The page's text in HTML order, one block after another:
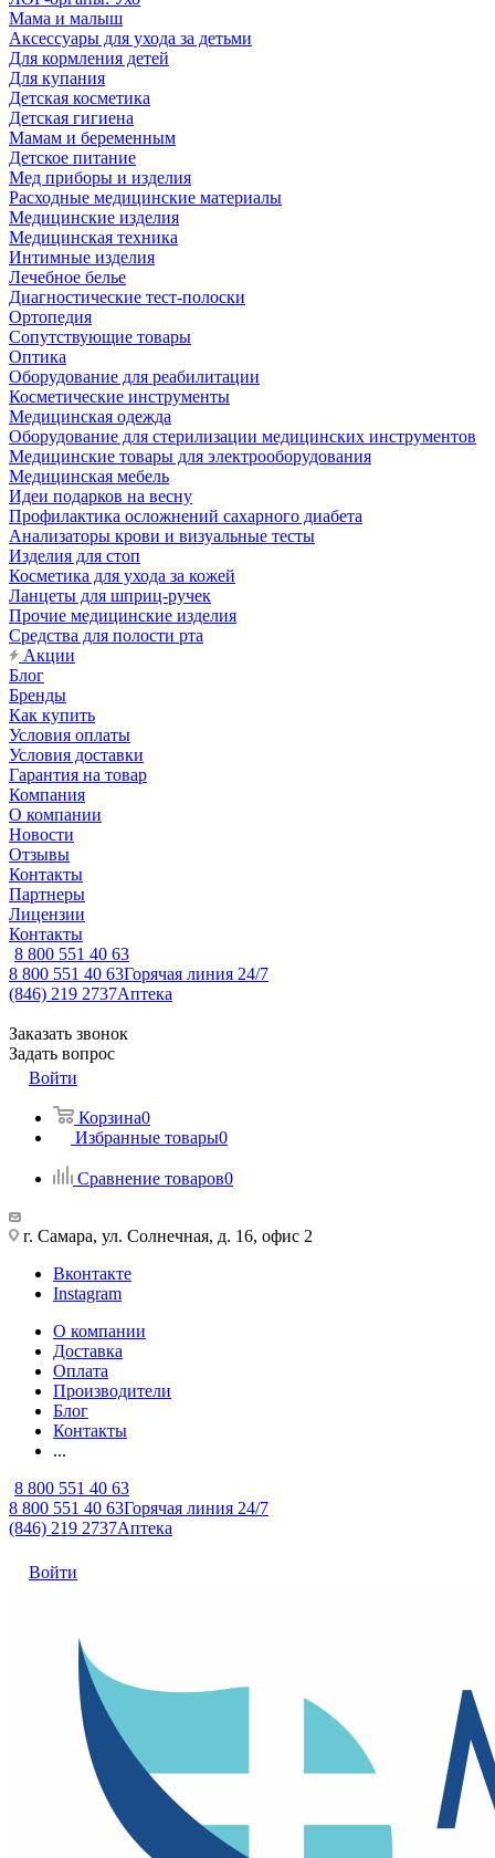
Мама и малыш
Аксессуары для ухода за детьми
Для кормления детей
Для купания
Детская косметика
Детская гигиена
Мамам и беременным
Детское питание
Мед приборы и изделия
Расходные медицинские материалы
Медицинские изделия
Медицинская техника
Интимные изделия
Лечебное белье
Диагностические тест-полоски
Ортопедия
Сопутствующие товары
Оптика
Оборудование для реабилитации
Косметические инструменты
Медицинская одежда
Оборудование для стерилизации медицинских инструментов
Медицинские товары для электрооборудования
Медицинская мебель
Идеи подарков на весну
Профилактика осложнений сахарного диабета
Анализаторы крови и визуальные тесты
Изделия для стоп
Косметика для ухода за кожей
Ланцеты для шприц-ручек
Прочие медицинские изделия
Средства для полости рта
Акции
Блог
Бренды
Как купить
Условия оплаты
Условия доставки
Гарантия на товар
Компания
О компании
Новости
Отзывы
Контакты
Партнеры
Лицензии
Контакты
8 800 551 40 63
8 800 551 40 63Горячая линия 24/7
(846) 219 2737Аптека
Заказать звонок
Задать вопрос
Войти
Корзина0
Избранные товары0
Сравнение товаров0
г. Самара, ул. Солнечная, д. 16, офис 2
Вконтакте
Instagram
О компании
Доставка
Оплата
Производители
Блог
Контакты
...
8 800 551 40 63
8 800 551 40 63Горячая линия 24/7
(846) 219 2737Аптека
Войти